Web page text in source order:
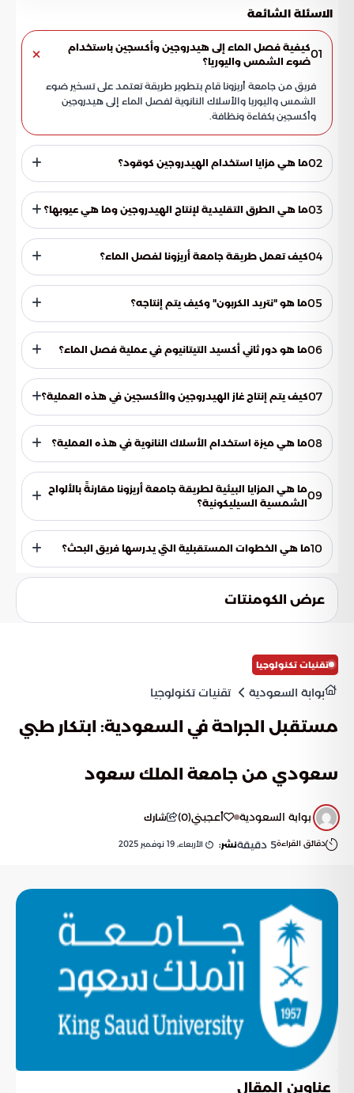
الاسئلة الشائعة
01كيفية فصل الماء إلى هيدروجين وأكسجين باستخدام
ضوء الشمس واليوريا؟
فريق من جامعة أريزونا قام بتطوير طريقة تعتمد على تسخير ضوء
الشمس واليوريا والأسلاك النانوية لفصل الماء إلى هيدروجين
وأكسجين بكفاءة ونظافة.
02ما هي مزايا استخدام الهيدروجين كوقود؟
يجعله عنصرًا رئيسيًا في مزيج الطاقة المستقبلي.03ما هي الطرق التقليدية لإنتاج الهيدروجين وما هي عيوبها؟
الكهرباء والتحليل الكهربائي للماء، وهما مكلفان وغير فعالين.04كيف تعمل طريقة جامعة أريزونا لفصل الماء؟
اليوريا المحولة إلى "نتريد الكربون" الذي يمتص ضوء الشمس
ويطلق إلكترونات ذات طاقة إضافية.
05ما هو "نتريد الكربون" وكيف يتم إنتاجه؟
باستخدام الحرارة من خلال عملية تسمى "بلمرة التكثيف الحراري"،
وهي تمتص ضوء الشمس بسهولة.
06ما هو دور ثاني أكسيد التيتانيوم في عملية فصل الماء؟
نشطة والفجوات منفصلة لفترة كافية لتكون مفيدة في إنتاج
الهيدروجين والأكسجين.
07كيف يتم إنتاج غاز الهيدروجين والأكسجين في هذه العملية؟
بينما تتفاعل الفجوات مع أيونات الهيدروكسيل من الماء لإنتاج غاز
الأكسجين.
08ما هي ميزة استخدام الأسلاك النانوية في هذه العملية؟
مما يسمح للنظام بالعمل في الأيام الغائمة والمشمسة على حد
سواء.09ما هي المزايا البيئية لطريقة جامعة أريزونا مقارنةً بالألواح
الشمسية السيليكونية؟
السيليكونية ملوث ويستهلك كميات كبيرة من الطاقة، بينما
تستخدم الطريقة الجديدة مواد وفيرة ومنخفضة التكلفة.
10ما هي الخطوات المستقبلية التي يدرسها فريق البحث؟
عرض الكومنتات
تقنيات تكنولوجيا
بوابة السعودية تقنيات تكنولوجيا
مستقبل الجراحة في السعودية: ابتكار طبي
سعودي من جامعة الملك سعود
بوابة السعودية أعجبني(
0
) شارك
دقائق القراءة5 دقيقةنشر: الأربعاء, 19 نوفمبر 2025
عناوين المقال